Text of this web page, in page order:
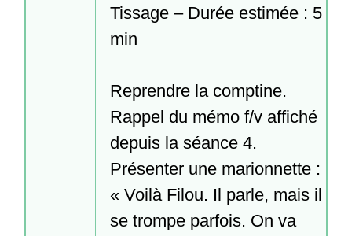
Tissage – Durée estimée : 5
min
Reprendre la comptine.
Rappel du mémo f/v affiché
depuis la séance 4.
Présenter une marionnette :
« Voilà Filou. Il parle, mais il
se trompe parfois. On va